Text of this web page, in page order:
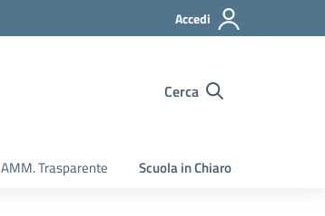
Accedi
Cerca
AMM. Trasparente Scuola in Chiaro